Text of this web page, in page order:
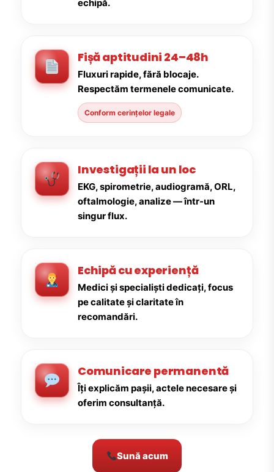
echipă.
Fișă aptitudini 24–48h
Fluxuri rapide, fără blocaje.
Respectăm termenele comunicate.
Conform cerințelor legale
Investigații la un loc
EKG, spirometrie, audiogramă, ORL,
oftalmologie, analize — într-un
singur flux.
Echipă cu experiență
Medici și specialiști dedicați, focus
pe calitate și claritate în
recomandări.
Comunicare permanentă
Îți explicăm pașii, actele necesare și
oferim consultanță.
Sună acum